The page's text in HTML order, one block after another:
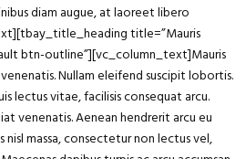
diam augue, at laoreet libero
title=”Mauris
btn-outline”][vc_column_text]Mauris
Nullam eleifend suscipit lobortis.
lectus vitae, facilisis consequat arcu.
venenatis. Aenean hendrerit arcu eu
nisl massa, consectetur non lectus vel,